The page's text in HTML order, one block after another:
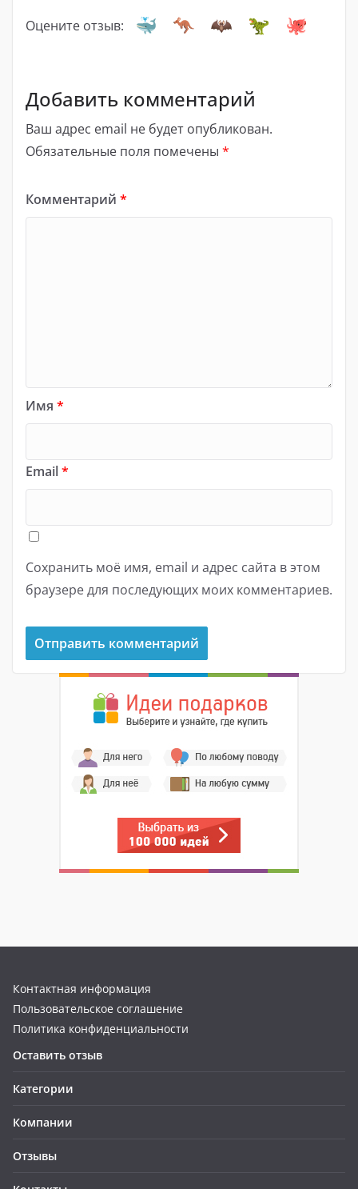
Оцените отзыв:
Добавить комментарий
Ваш адрес email не будет опубликован.
Обязательные поля помечены *
Комментарий *
Имя *
Email*
Сохранить моё имя, email и адрес сайта в этом
браузере для последующих моих комментариев.
Контактная информация
Пользовательское соглашение
Политика конфиденциальности
Оставить отзыв
Категории
Компании
Отзывы